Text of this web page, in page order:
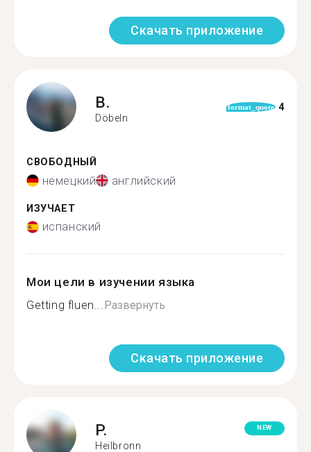
Скачать приложение
B.
Döbeln
format_quote 4
СВОБОДНЫЙ
немецкий английский
ИЗУЧАЕТ
испанский
Мои цели в изучении языка
Getting fluen...Развернуть
Скачать приложение
P.
Heilbronn
NEW